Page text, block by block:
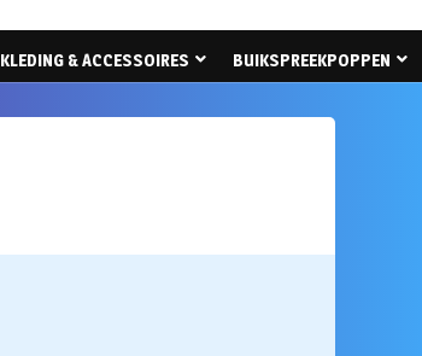
& ACCESSOIRES
BUIKSPREEKPOPPEN